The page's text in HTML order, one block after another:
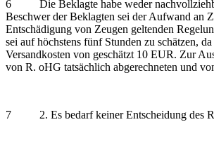
6 Die Beklagte habe weder nachvollziehbar
Beschwer der Beklagten sei der Aufwand an
Entschädigung von Zeugen geltenden
sei auf höchstens fünf Stunden zu schätzen,
Versandkosten von geschätzt 10 EUR. Zur
von R. oHG tatsächlich abgerechneten und
7 2. Es bedarf keiner Entscheidung des